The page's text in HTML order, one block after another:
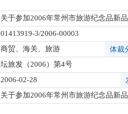
关于参加2006年常州市旅游纪念品新
01413919-3/2006-00003
商贸、海关、旅游
体裁
坛旅发（2006）第4号
2006-02-28
关于参加2006年常州市旅游纪念品新